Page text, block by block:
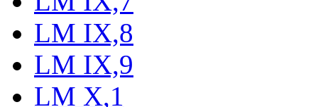
LM IX,8
LM IX,9
LM X,1